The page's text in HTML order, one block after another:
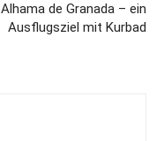
Alhama de Granada – ein
Ausflugsziel mit Kurbad